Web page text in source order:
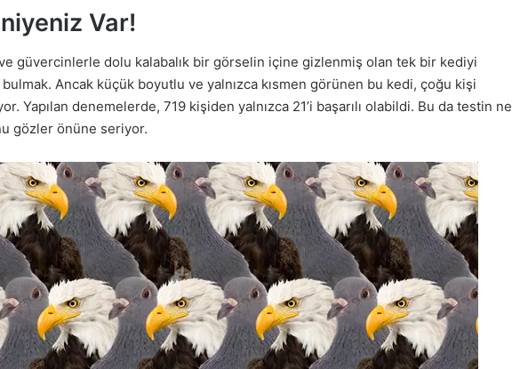
Var!
güvercinlerle dolu kalabalık bir görselin içine gizlenmiş olan tek bir kediyi
Ancak küçük boyutlu ve yalnızca kısmen görünen bu kedi, çoğu kişi
Yapılan denemelerde, 719 kişiden yalnızca 21’i başarılı olabildi. Bu da testin ne
gözler önüne seriyor.